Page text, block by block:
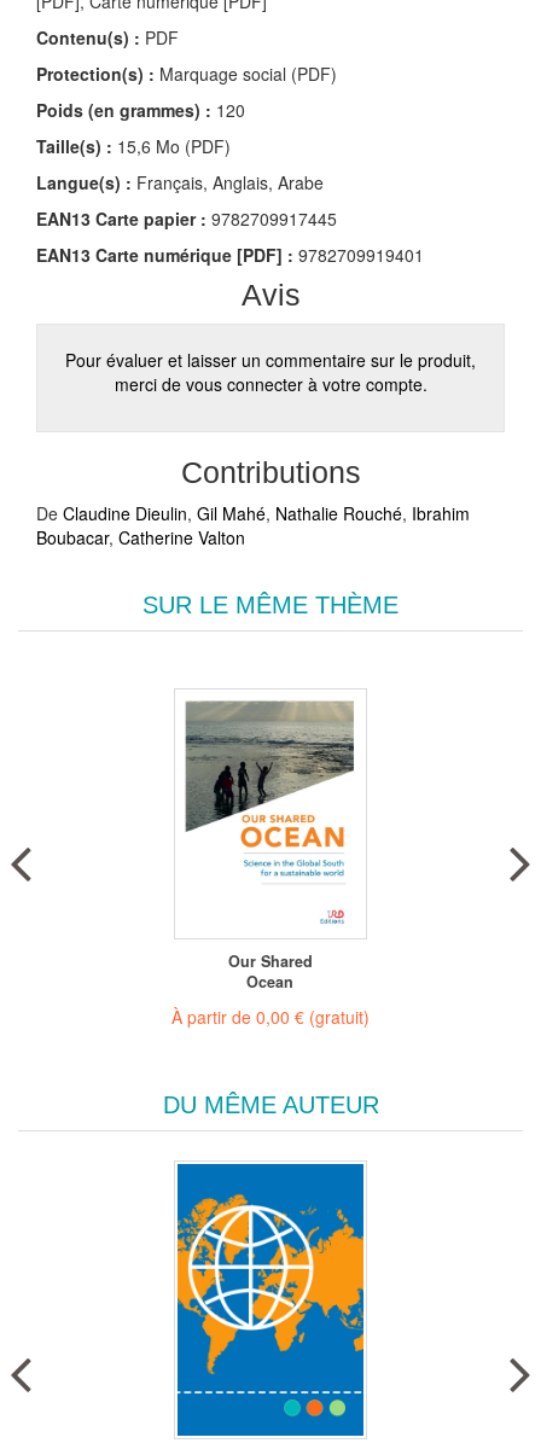
Contenu(s) : PDF
Protection(s) : Marquage social (PDF)
Poids (en grammes) : 120
Taille(s) : 15,6 Mo (PDF)
Langue(s) : Français, Anglais, Arabe
EAN13 Carte papier : 9782709917445
EAN13 Carte numérique [PDF] : 9782709919401
Avis
Pour évaluer et laisser un commentaire sur le produit,
merci de vous connecter à votre compte.
Contributions
De Claudine Dieulin, Gil Mahé, Nathalie Rouché, Ibrahim
Boubacar, Catherine Valton
SUR LE MÊME THÈME
Our Shared
Ocean
À partir de 0,00 € (gratuit)
DU MÊME AUTEUR